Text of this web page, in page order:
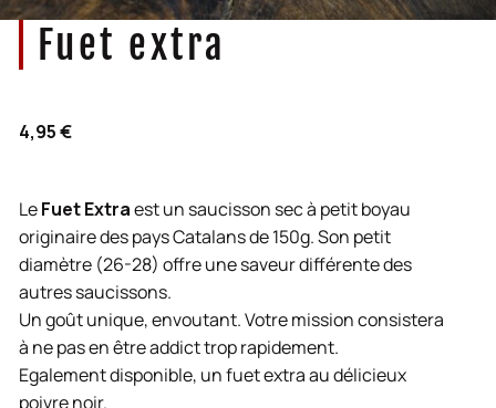
Fuet extra
4,95€
LeFuet Extraest un saucisson sec à petit boyau
originaire des pays Catalans de 150g. Son petit
diamètre (26-28) offre une saveur différente des
autres saucissons.
Un goût unique, envoutant. Votre mission consistera
à ne pas en être addict trop rapidement.
Egalement disponible, un fuet extra au délicieux
poivre noir.